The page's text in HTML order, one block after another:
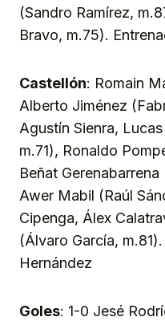
(Sandro Ramírez,
Bravo, m.75).
Castellón: Romain
Alberto Jiménez
Agustín Sienra,
m.71), Ronaldo
Beñat
Awer Mabil (Raúl
Cipenga, Álex
(Álvaro García,
Hernández
Goles: 1-0 Jesé